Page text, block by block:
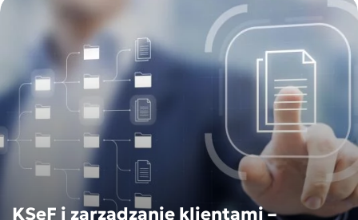
KSeF i zarządzanie klientami –